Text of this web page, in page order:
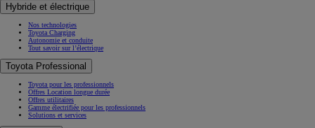
Hybride et électrique
Nos technologies
Toyota Charging
Autonomie et conduite
Tout savoir sur l’électrique
Toyota Professional
Toyota pour les professionnels
Offres Location longue durée
Offres utilitaires
Gamme électrifiée pour les professionnels
Solutions et services